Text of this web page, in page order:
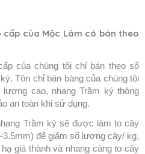
của Mộc Lâm có bán theo
của chúng tôi chỉ bán theo số
Tôn chỉ bán bàng của chúng tôi
cao, nhang Trầm ký thông
an toàn khi sử dụng.
Trầm ký sẽ được làm to cây
để giảm số lượng cây/ kg,
giá thành và nhang càng to cây